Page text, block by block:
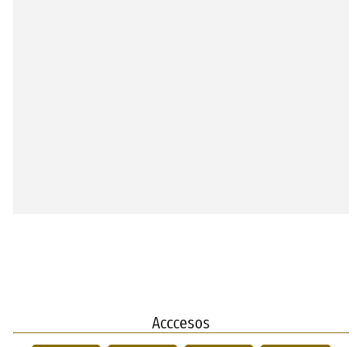
Acccesos